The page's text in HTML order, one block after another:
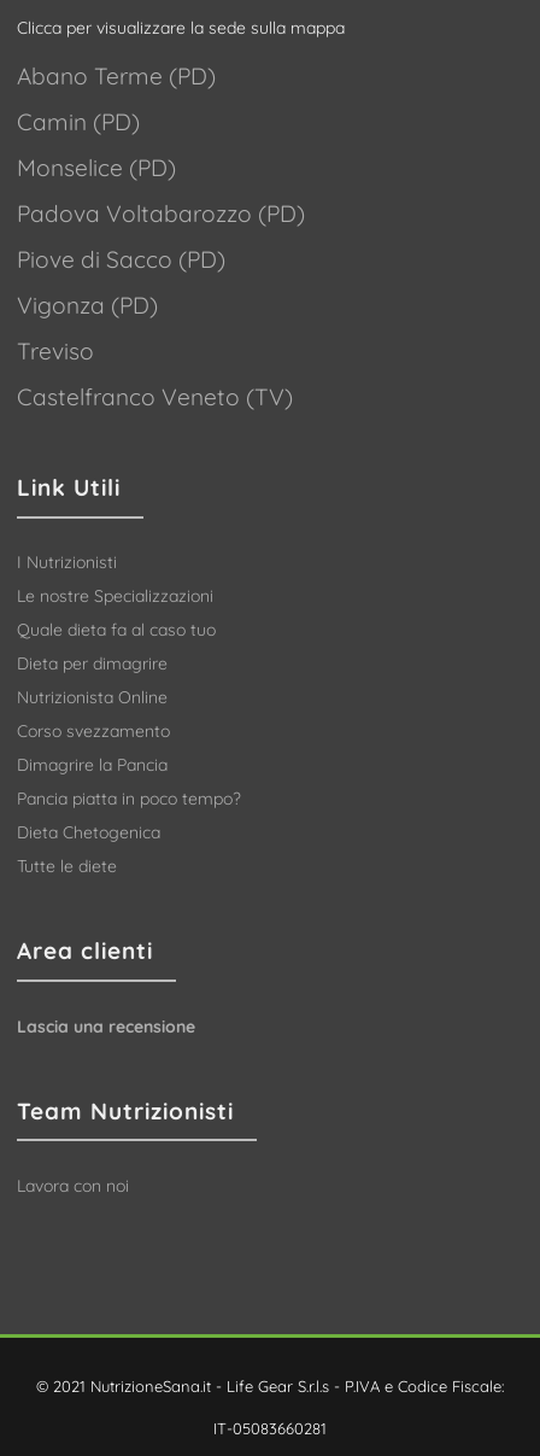
Clicca per visualizzare la sede sulla mappa
Abano Terme (PD)
Camin (PD)
Monselice (PD)
Padova Voltabarozzo (PD)
Piove di Sacco (PD)
Vigonza (PD)
Treviso
Castelfranco Veneto (TV)
Link Utili
I Nutrizionisti
Le nostre Specializzazioni
Quale dieta fa al caso tuo
Dieta per dimagrire
Nutrizionista Online
Corso svezzamento
Dimagrire la Pancia
Pancia piatta in poco tempo?
Dieta Chetogenica
Tutte le diete
Area clienti
Lascia una recensione
Team Nutrizionisti
Lavora con noi
© 2021 NutrizioneSana.it - Life Gear S.r.l.s - P.IVA e Codice Fiscale:
IT-05083660281